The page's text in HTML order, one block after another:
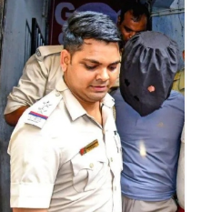
স্বৈরাচার কোনো দিনও ফিরে
ফ্যাসিবাদবিরোধী শক্তিকে ঐক্যবদ্ধ